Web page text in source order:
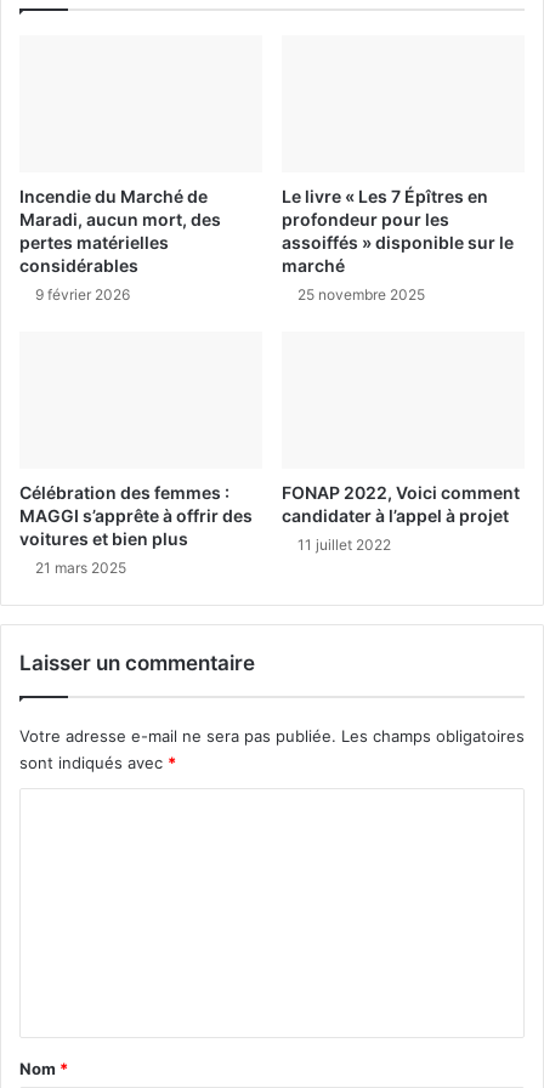
Incendie du Marché de
Maradi, aucun mort, des
pertes matérielles
considérables
9 février 2026
Le livre « Les 7 Épîtres en
profondeur pour les
assoiffés » disponible sur le
marché
25 novembre 2025
Célébration des femmes :
MAGGI s’apprête à offrir des
voitures et bien plus
21 mars 2025
FONAP 2022, Voici comment
candidater à l’appel à projet
11 juillet 2022
Laisser un commentaire
Votre adresse e-mail ne sera pas publiée. Les champs obligatoires
sont indiqués avec *
a
Nom *